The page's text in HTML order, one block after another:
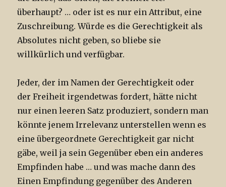
überhaupt? … oder ist es nur ein Attribut, eine
Zuschreibung. Würde es die Gerechtigkeit als
Absolutes nicht geben, so bliebe sie
willkürlich und verfügbar.
Jeder, der im Namen der Gerechtigkeit oder
der Freiheit irgendetwas fordert, hätte nicht
nur einen leeren Satz produziert, sondern man
könnte jenem Irrelevanz unterstellen wenn es
eine übergeordnete Gerechtigkeit gar nicht
gäbe, weil ja sein Gegenüber eben ein anderes
Empfinden habe … und was mache dann des
Einen Empfindung gegenüber des Anderen